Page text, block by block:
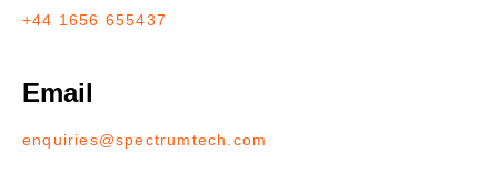
+44 1656 655437
Email
enquiries@spectrumtech.com